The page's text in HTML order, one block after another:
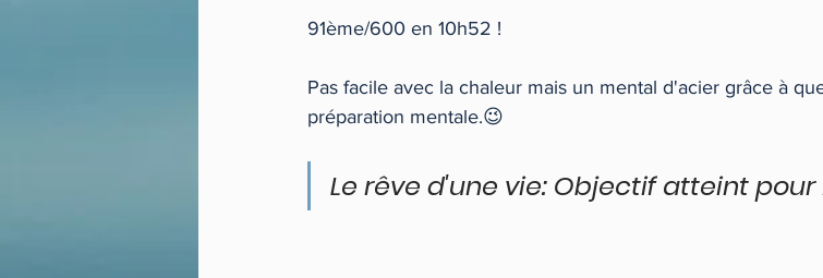
91ème/600 en 10h52 !
Pas facile avec la chaleur mais un mental d'acier grâce à
préparation mentale.😉
Le rêve d'une vie: Objectif atteint